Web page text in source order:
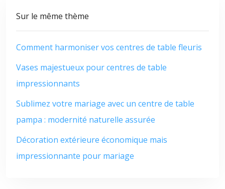
Sur le même thème
Comment harmoniser vos centres de table fleuris
Vases majestueux pour centres de table
impressionnants
Sublimez votre mariage avec un centre de table
pampa : modernité naturelle assurée
Décoration extérieure économique mais
impressionnante pour mariage